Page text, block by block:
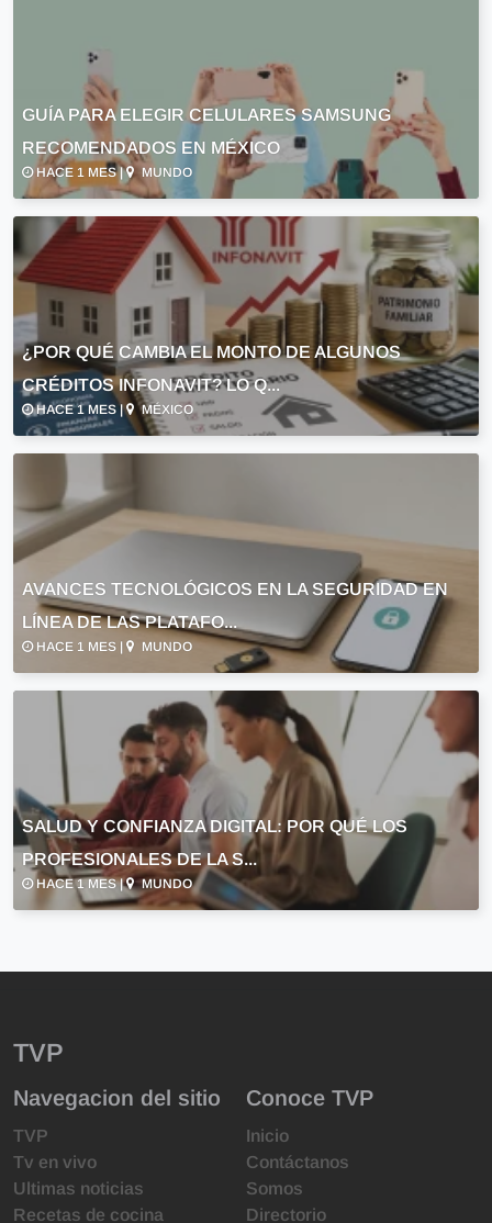
GUÍA PARA ELEGIR CELULARES SAMSUNG
RECOMENDADOS EN MÉXICO
HACE 1 MES | MUNDO
¿POR QUÉ CAMBIA EL MONTO DE ALGUNOS
CRÉDITOS INFONAVIT? LO Q...
HACE 1 MES | MÉXICO
AVANCES TECNOLÓGICOS EN LA SEGURIDAD EN
LÍNEA DE LAS PLATAFO...
HACE 1 MES | MUNDO
SALUD Y CONFIANZA DIGITAL: POR QUÉ LOS
PROFESIONALES DE LA S...
HACE 1 MES | MUNDO
TVP
Navegacion del sitio
TVP
Tv en vivo
Ultimas noticias
Recetas de cocina
Conoce TVP
Inicio
Contáctanos
Somos
Directorio